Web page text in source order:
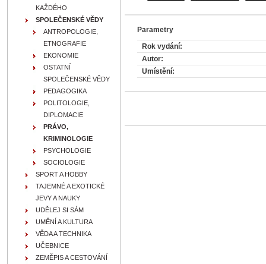
Parametry
Rok vydání:
Autor:
Umístění:
KAŽDÉHO
SPOLEČENSKÉ VĚDY
ANTROPOLOGIE,
ETNOGRAFIE
EKONOMIE
OSTATNÍ
SPOLEČENSKÉ VĚDY
PEDAGOGIKA
POLITOLOGIE,
DIPLOMACIE
PRÁVO,
KRIMINOLOGIE
PSYCHOLOGIE
SOCIOLOGIE
SPORT A HOBBY
TAJEMNÉ A EXOTICKÉ
JEVY A NAUKY
UDĚLEJ SI SÁM
UMĚNÍ A KULTURA
VĚDA A TECHNIKA
UČEBNICE
ZEMĚPIS A CESTOVÁNÍ